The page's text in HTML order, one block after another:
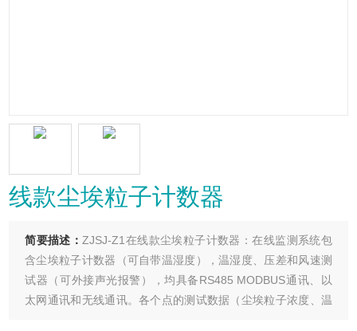
线款尘埃粒子计数器
简要描述： ZJSJ-Z1在线款尘埃粒子计数器：在线监测系统包
含尘埃粒子计数器（可自带温湿度），温湿度、压差和风速测
试器（可外接声光报警），均具备RS485 MODBUS通讯、以
太网通讯和无线通讯。各个点的测试数据（尘埃粒子浓度、温